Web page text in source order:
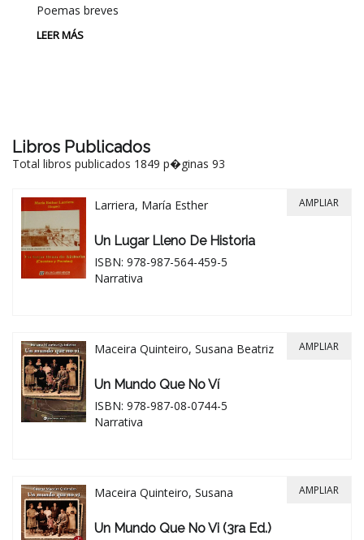
Libros Publicados
Total libros publicados 1849 p�ginas 93
Larriera, María Esther
Un Lugar Lleno De Historia
ISBN: 978-987-564-459-5
Narrativa
AMPLIAR
Maceira Quinteiro, Susana Beatriz
Un Mundo Que No Ví
ISBN: 978-987-08-0744-5
Narrativa
AMPLIAR
Maceira Quinteiro, Susana
Un Mundo Que No Vi (3ra Ed.)
AMPLIAR